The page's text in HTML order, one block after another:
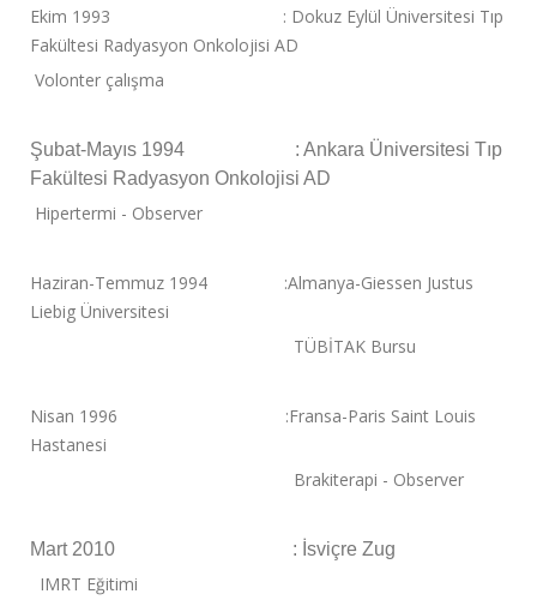
Ekim 1993 : Dokuz Eylül Üniversitesi Tıp
Fakültesi Radyasyon Onkolojisi AD
Volonter çalışma
Şubat-Mayıs 1994 : Ankara Üniversitesi Tıp
Fakültesi Radyasyon Onkolojisi AD
Hipertermi - Observer
Haziran-Temmuz 1994 :Almanya-Giessen Justus
Liebig Üniversitesi
TÜBİTAK Bursu
Nisan 1996 :Fransa-Paris Saint Louis
Hastanesi
Brakiterapi - Observer
Mart 2010 : İsviçre Zug
IMRT Eğitimi